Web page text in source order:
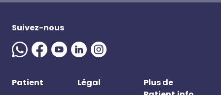
Suivez-nous
Patient Légal
Plus de